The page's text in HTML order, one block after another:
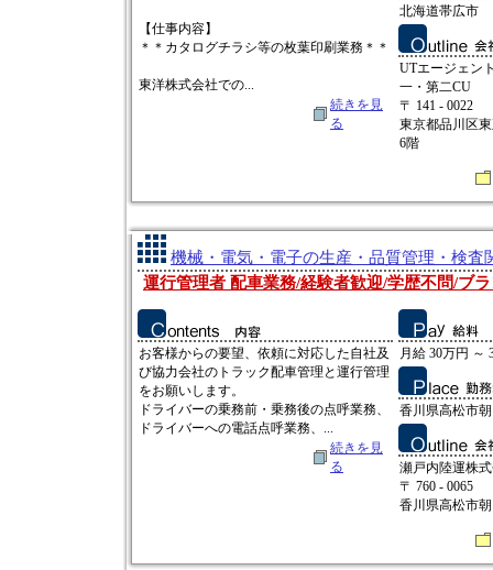
【仕事内容】
＊＊カタログチラシ等の枚葉印刷業務＊＊
東洋株式会社での...
続きを見
る
北海道帯広市
UTエージェン
一・第二CU
〒 141 - 0022
東京都品川区
6階
機械・電気・電子の生産・品質管理・検査
運行管理者 配車業務/経験者歓迎/学歴不問/ブ
お客様からの要望、依頼に対応した自社及
び協力会社のトラック配車管理と運行管理
をお願いします。
ドライバーの乗務前・乗務後の点呼業務、
ドライバーへの電話点呼業務、...
続きを見
る
月給 30万円 ～
香川県高松市
瀬戸内陸運株
〒 760 - 0065
香川県高松市